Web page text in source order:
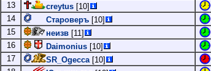
13
creytus [10]
14
Староверъ [10]
15
неизв [11]
16
Daimonius [10]
17
SR_Ogecca[10]